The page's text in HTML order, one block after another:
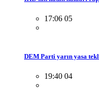
17:06 05
DEM Parti yarın yasa
19:40 04